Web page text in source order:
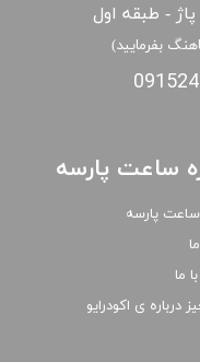
- طبقه اول
بفرمایید)
ساعت پارسه
ساعت پارسه
ما
درباره ی اکودرایو